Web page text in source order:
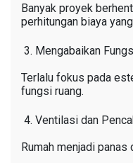
Banyak proyek
perhitungan biaya
Mengabaikan
Terlalu fokus pada
fungsi ruang.
Ventilasi dan
Rumah menjadi panas